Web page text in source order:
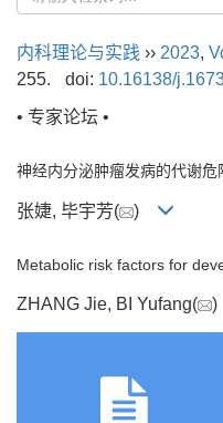
内科理论与实践 ›› 2023,
255.
doi: 10.16138/
• 专家论坛 •
神经内分泌肿瘤发病的代谢危
张婕, 毕宇芳( )
Metabolic risk factors for
ZHANG Jie, BI Yufang(